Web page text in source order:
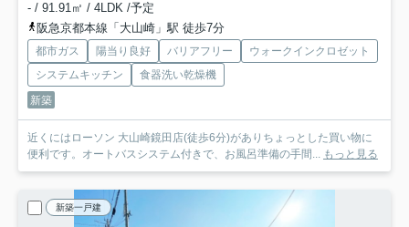
- / 91.91㎡ / 4LDK /予定
阪急京都本線「大山崎」駅 徒歩7分
都市ガス 陽当り良好 バリアフリー
ウォークインクロゼット
システムキッチン
食器洗い乾燥機
新築
近くにはローソン 大山崎鏡田店(徒歩6分)がありちょっとした買い物に
便利です。オートバスシステム付きで、お風呂準備の手間... もっと見る
新築一戸建